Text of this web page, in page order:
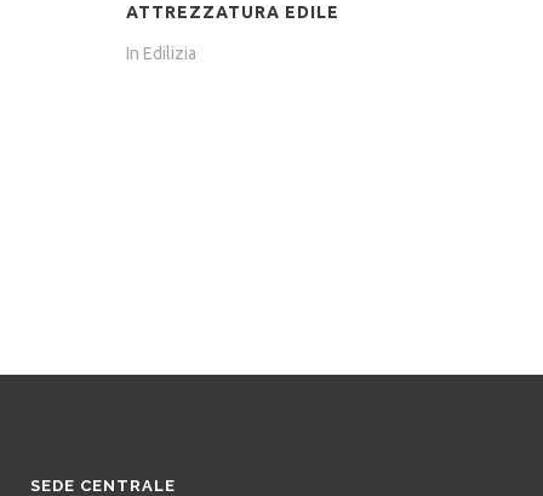
ATTREZZATURA EDILE
In Edilizia
SEDE CENTRALE